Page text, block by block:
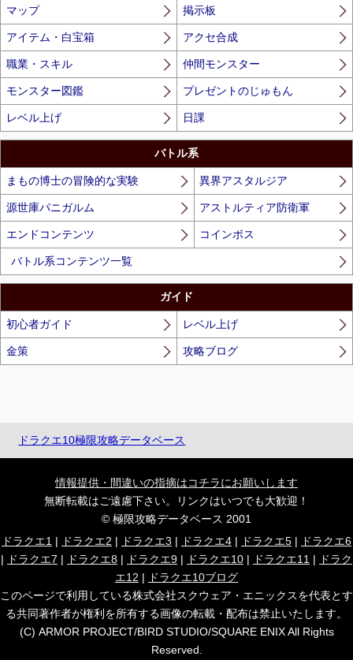
マップ 掲示板
アイテム・白宝箱 アクセ合成
職業・スキル 仲間モンスター
モンスター図鑑 プレゼントのじゅもん
レベル上げ 日課
バトル系
まもの博士の冒険的な実験 異界アスタルジア
源世庫パニガルム アストルティア防衛軍
エンドコンテンツ コインボス
バトル系コンテンツ一覧
ガイド
初心者ガイド レベル上げ
金策 攻略ブログ
ドラクエ10極限攻略データベース
情報提供・間違いの指摘はコチラにお願いします
無断転載はご遠慮下さい。リンクはいつでも大歓迎！
© 極限攻略データベース 2001
ドラクエ1 | ドラクエ2 | ドラクエ3 | ドラクエ4 | ドラクエ5 |
ドラクエ6
|
ドラクエ7 | ドラクエ8 | ドラクエ9 | ドラクエ10 | ドラクエ11 |
ドラク
エ12 |
ドラクエ10ブログ
このページで利用している株式会社スクウェア・エニックスを代表とす
る共同著作者が権利を所有する画像の転載・配布は禁止いたします。
(C) ARMOR PROJECT/BIRD STUDIO/SQUARE ENIX All Rights
Reserved.